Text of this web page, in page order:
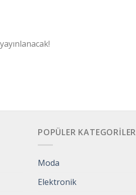
POPÜLER KATEGORILER
Moda
Elektronik